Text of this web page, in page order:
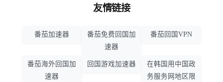
友情链接
番茄加速器
番茄免费回国加
速器
番茄回国VPN
番茄海外回国加
速器
回国游戏加速器
在韩国用中国政
务服务网地区限